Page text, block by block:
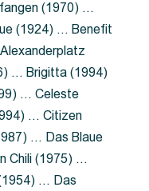
(1970) …
(1924) … Benefit
… Brigitta (1994)
… Celeste
… Citizen
… Das Blaue
Chili (1975) …
… Das